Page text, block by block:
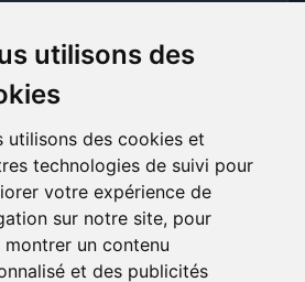
utilisons des
utilisons des cookies et
technologies de suivi pour
votre expérience de
sur notre site, pour
montrer un contenu
et des publicités
Discord
Forum
DE PAIEMENT ACCEPTÉS